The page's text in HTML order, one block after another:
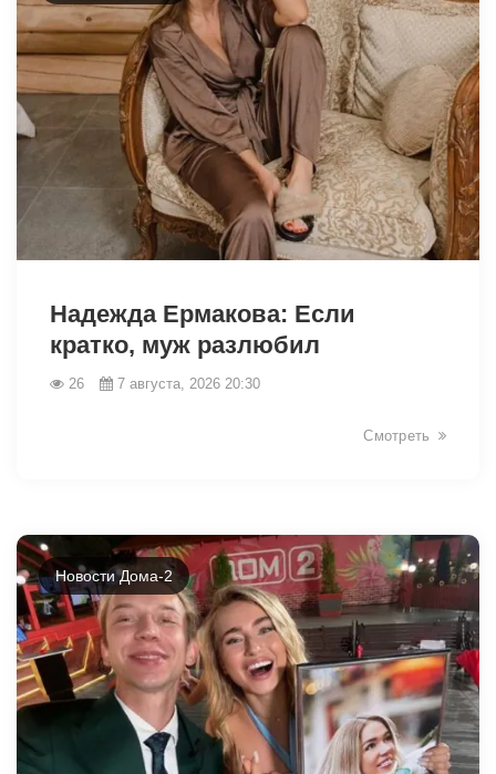
Надежда Ермакова: Если
кратко, муж разлюбил
26 7 августа, 2026 20:30
Смотреть
Новости Дома-2